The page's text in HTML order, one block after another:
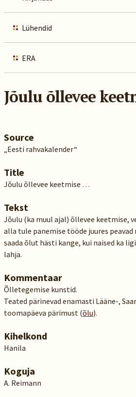
Lühendid
ERA
Jõulu õllevee
Source
„Eesti rahvakalender“
Title
Jõulu õllevee keetmise …
Tekst
Jõulu (ka muul ajal) õllevee keetmise,
alla tule panemise tööde juures
saada õlut hästi kange, kui naised ka
lahja.
Kommentaar
Õlletegemise kunstid.
Teated pärinevad enamasti Lääne-,
toomapäeva pärimust (õlu).
Kihelkond
Hanila
Koguja
A. Reimann